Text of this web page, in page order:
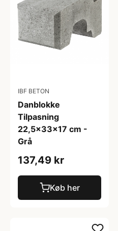
IBF BETON
Danblokke
Tilpasning
22,5x33x17 cm -
Grå
137,49 kr
Køb her